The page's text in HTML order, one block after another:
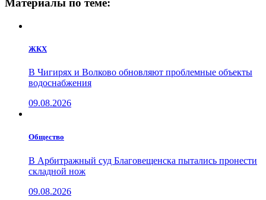
Материалы по теме:
ЖКХ
В Чигирях и Волково обновляют проблемные объекты
водоснабжения
09.08.2026
Общество
В Арбитражный суд Благовещенска пытались пронести
складной нож
09.08.2026